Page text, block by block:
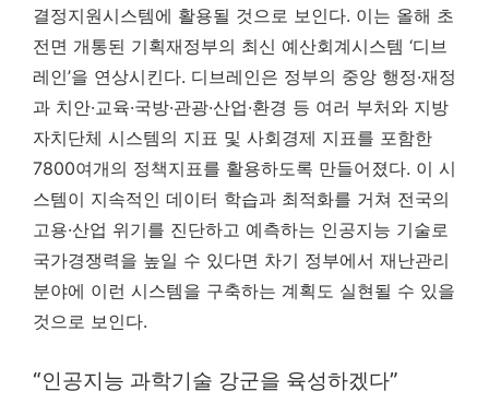
결정지원시스템에 활용될 것으로 보인다. 이는 올해 초
전면 개통된 기획재정부의 최신 예산회계시스템 ‘디브
레인’을 연상시킨다. 디브레인은 정부의 중앙 행정·재정
과 치안·교육·국방·관광·산업·환경 등 여러 부처와 지방
자치단체 시스템의 지표 및 사회경제 지표를 포함한
7800여개의 정책지표를 활용하도록 만들어졌다. 이 시
스템이 지속적인 데이터 학습과 최적화를 거쳐 전국의
고용·산업 위기를 진단하고 예측하는 인공지능 기술로
국가경쟁력을 높일 수 있다면 차기 정부에서 재난관리
분야에 이런 시스템을 구축하는 계획도 실현될 수 있을
것으로 보인다.
“인공지능 과학기술 강군을 육성하겠다”